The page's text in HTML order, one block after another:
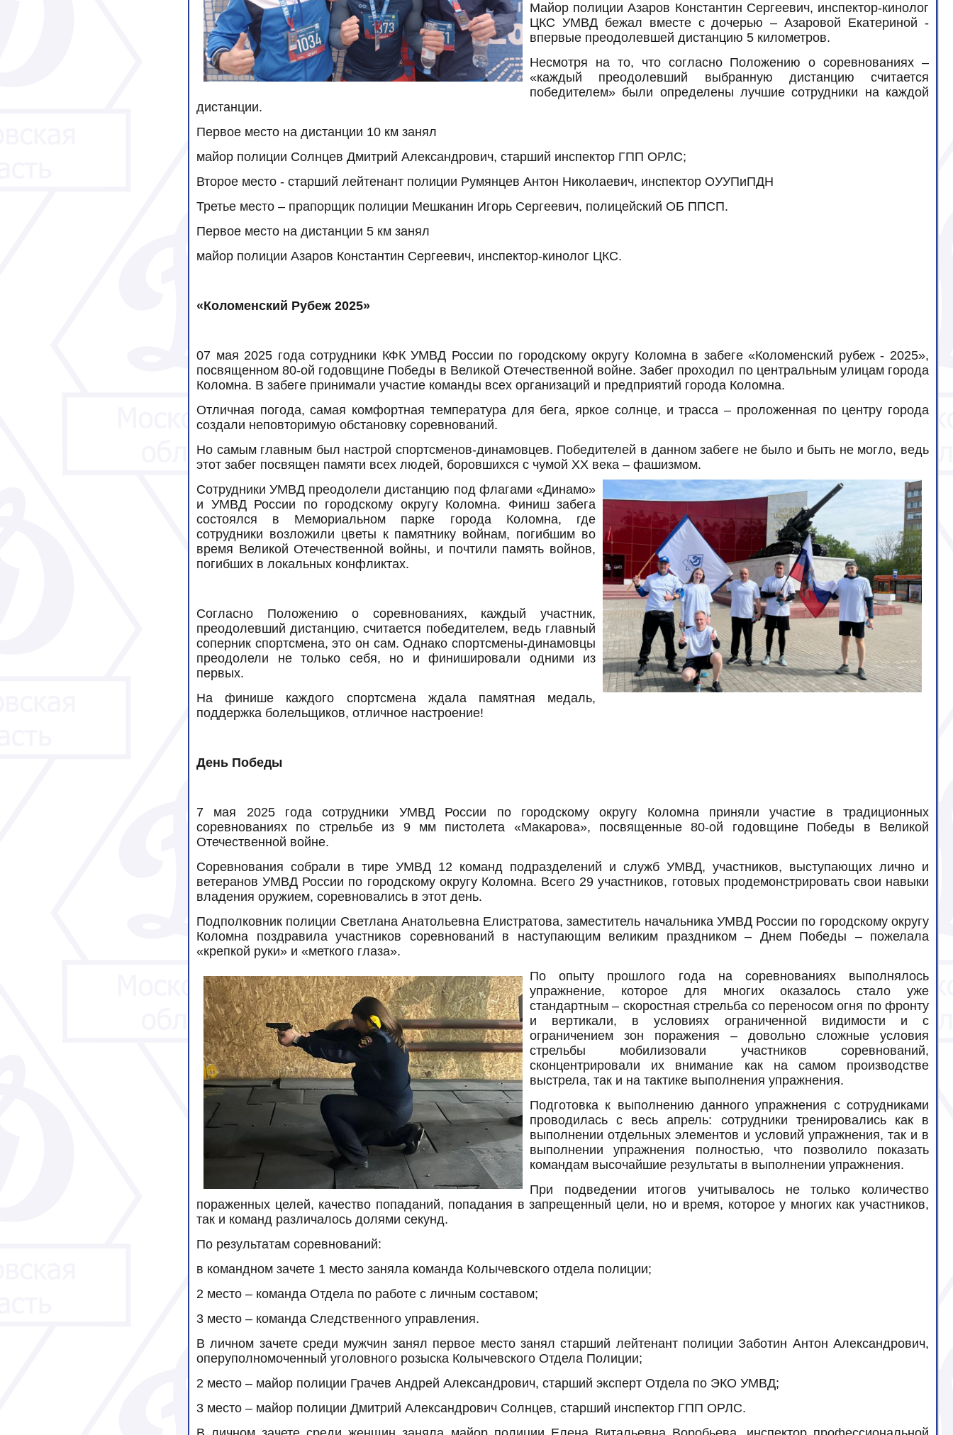
Майор полиции Азаров Константин Сергеевич, инспектор-кинолог
ЦКС УМВД бежал вместе с дочерью – Азаровой Екатериной -
впервые преодолевшей дистанцию 5 километров.
Несмотря на то, что согласно Положению о соревнованиях –
«каждый преодолевший выбранную дистанцию считается
победителем» были определены лучшие сотрудники на каждой
дистанции.
Первое место на дистанции 10 км занял
майор полиции Солнцев Дмитрий Александрович, старший инспектор ГПП ОРЛС;
Второе место - старший лейтенант полиции Румянцев Антон Николаевич, инспектор ОУУПиПДН
Третье место – прапорщик полиции Мешканин Игорь Сергеевич, полицейский ОБ ППСП.
Первое место на дистанции 5 км занял
майор полиции Азаров Константин Сергеевич, инспектор-кинолог ЦКС.
«Коломенский Рубеж 2025»
07 мая 2025 года сотрудники КФК УМВД России по городскому округу Коломна в забеге «Коломенский рубеж - 2025»,
посвященном 80-ой годовщине Победы в Великой Отечественной войне. Забег проходил по центральным улицам города
Коломна. В забеге принимали участие команды всех организаций и предприятий города Коломна.
Отличная погода, самая комфортная температура для бега, яркое солнце, и трасса – проложенная по центру города
создали неповторимую обстановку соревнований.
Но самым главным был настрой спортсменов-динамовцев. Победителей в данном забеге не было и быть не могло, ведь
этот забег посвящен памяти всех людей, боровшихся с чумой ХХ века – фашизмом.
Сотрудники УМВД преодолели дистанцию под флагами «Динамо»
и УМВД России по городскому округу Коломна. Финиш забега
состоялся в Мемориальном парке города Коломна, где
сотрудники возложили цветы к памятнику войнам, погибшим во
время Великой Отечественной войны, и почтили память войнов,
погибших в локальных конфликтах.
Согласно Положению о соревнованиях, каждый участник,
преодолевший дистанцию, считается победителем, ведь главный
соперник спортсмена, это он сам. Однако спортсмены-динамовцы
преодолели не только себя, но и финишировали одними из
первых.
На финише каждого спортсмена ждала памятная медаль,
поддержка болельщиков, отличное настроение!
День Победы
7 мая 2025 года сотрудники УМВД России по городскому округу Коломна приняли участие в традиционных
соревнованиях по стрельбе из 9 мм пистолета «Макарова», посвященные 80-ой годовщине Победы в Великой
Отечественной войне.
Соревнования собрали в тире УМВД 12 команд подразделений и служб УМВД, участников, выступающих лично и
ветеранов УМВД России по городскому округу Коломна. Всего 29 участников, готовых продемонстрировать свои навыки
владения оружием, соревновались в этот день.
Подполковник полиции Светлана Анатольевна Елистратова, заместитель начальника УМВД России по городскому округу
Коломна поздравила участников соревнований в наступающим великим праздником – Днем Победы – пожелала
«крепкой руки» и «меткого глаза».
По опыту прошлого года на соревнованиях выполнялось
упражнение, которое для многих оказалось стало уже
стандартным – скоростная стрельба со переносом огня по фронту
и вертикали, в условиях ограниченной видимости и с
ограничением зон поражения – довольно сложные условия
стрельбы мобилизовали участников соревнований,
сконцентрировали их внимание как на самом производстве
выстрела, так и на тактике выполнения упражнения.
Подготовка к выполнению данного упражнения с сотрудниками
проводилась с весь апрель: сотрудники тренировались как в
выполнении отдельных элементов и условий упражнения, так и в
выполнении упражнения полностью, что позволило показать
командам высочайшие результаты в выполнении упражнения.
При подведении итогов учитывалось не только количество
пораженных целей, качество попаданий, попадания в запрещенный цели, но и время, которое у многих как участников,
так и команд различалось долями секунд.
По результатам соревнований:
в командном зачете 1 место заняла команда Колычевского отдела полиции;
2 место – команда Отдела по работе с личным составом;
3 место – команда Следственного управления.
В личном зачете среди мужчин занял первое место занял старший лейтенант полиции Заботин Антон Александрович,
оперуполномоченный уголовного розыска Колычевского Отдела Полиции;
2 место – майор полиции Грачев Андрей Александрович, старший эксперт Отдела по ЭКО УМВД;
3 место – майор полиции Дмитрий Александрович Солнцев, старший инспектор ГПП ОРЛС.